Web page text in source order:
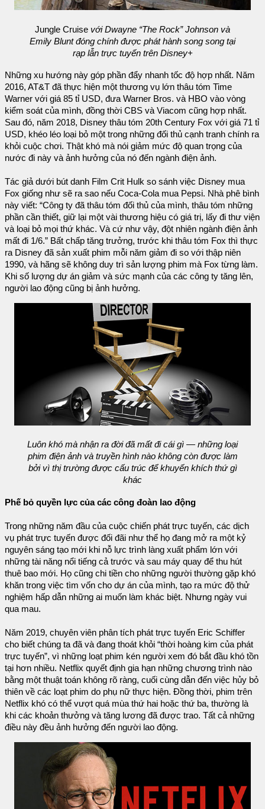
Jungle Cruise với Dwayne “The Rock” Johnson và
Emily Blunt đóng chính được phát hành song song tại
rạp lẫn trực tuyến trên Disney+
Những xu hướng này góp phần đẩy nhanh tốc độ hợp nhất. Năm
2016, AT&T đã thực hiện một thương vụ lớn thâu tóm Time
Warner với giá 85 tỉ USD, đưa Warner Bros. và HBO vào vòng
kiểm soát của mình, đồng thời CBS và Viacom cũng hợp nhất.
Sau đó, năm 2018, Disney thâu tóm 20th Century Fox với giá 71 tỉ
USD, khéo léo loại bỏ một trong những đối thủ cạnh tranh chính ra
khỏi cuộc chơi. Thật khó mà nói giảm mức độ quan trọng của
nước đi này và ảnh hưởng của nó đến ngành điện ảnh.
Tác giả dưới bút danh Film Crit Hulk so sánh việc Disney mua
Fox giống như sẽ ra sao nếu Coca-Cola mua Pepsi. Nhà phê bình
này viết: “Công ty đã thâu tóm đối thủ của mình, thâu tóm những
phần cần thiết, giữ lại một vài thương hiệu có giá trị, lấy đi thư viện
và loại bỏ mọi thứ khác. Và cứ như vậy, đột nhiên ngành điện ảnh
mất đi 1/6.” Bất chấp tăng trưởng, trước khi thâu tóm Fox thì thực
ra Disney đã sản xuất phim mỗi năm giảm đi so với thập niên
1990, và hãng sẽ không duy trì sản lượng phim mà Fox từng làm.
Khi số lượng dự án giảm và sức mạnh của các công ty tăng lên,
người lao động cũng bị ảnh hưởng.
Luôn khó mà nhận ra đời đã mất đi cái gì — những loại
phim điện ảnh và truyền hình nào không còn được làm
bởi vì thị trường được cấu trúc để khuyến khích thứ gì
khác
Phế bỏ quyền lực của các công đoàn lao động
Trong những năm đầu của cuộc chiến phát trực tuyến, các dịch
vụ phát trực tuyến được đối đãi như thể họ đang mở ra một kỷ
nguyên sáng tạo mới khi nỗ lực trình làng xuất phẩm lớn với
những tài năng nổi tiếng cả trước và sau máy quay để thu hút
thuê bao mới. Họ cũng chi tiền cho những người thường gặp khó
khăn trong việc tìm vốn cho dự án của mình, tạo ra mức độ thử
nghiệm hấp dẫn những ai muốn làm khác biệt. Nhưng ngày vui
qua mau.
Năm 2019, chuyên viên phân tích phát trực tuyến Eric Schiffer
cho biết chúng ta đã và đang thoát khỏi “thời hoàng kim của phát
trực tuyến”, vì những loạt phim kén người xem đó bắt đầu khó tồn
tại hơn nhiều. Netflix quyết định gia hạn những chương trình nào
bằng một thuật toán không rõ ràng, cuối cùng dẫn đến việc hủy bỏ
thiên về các loạt phim do phụ nữ thực hiện. Đồng thời, phim trên
Netflix khó có thể vượt quá mùa thứ hai hoặc thứ ba, thường là
khi các khoản thưởng và tăng lương đã được trao. Tất cả những
điều này đều ảnh hưởng đến người lao động.